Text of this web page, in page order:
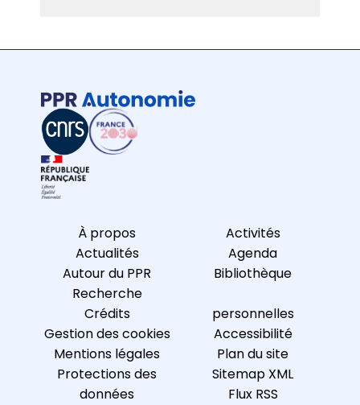
À propos
Actualités
Autour du PPR
Recherche
Activités
Agenda
Bibliothèque
Crédits
Gestion des cookies
Mentions légales
Protections des
données
personnelles
Accessibilité
Plan du site
Sitemap XML
Flux RSS